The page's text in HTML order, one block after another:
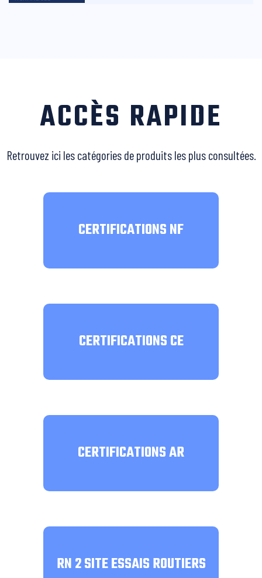
ACCÈS RAPIDE
Retrouvez ici les catégories de produits les plus consultées.
CERTIFICATIONS NF
CERTIFICATIONS CE
CERTIFICATIONS AR
RN 2 SITE ESSAIS ROUTIERS